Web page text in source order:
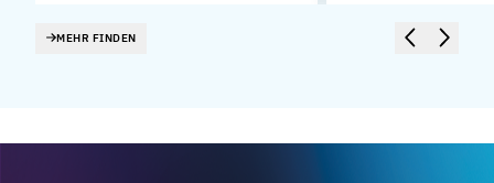
MEHR FINDEN